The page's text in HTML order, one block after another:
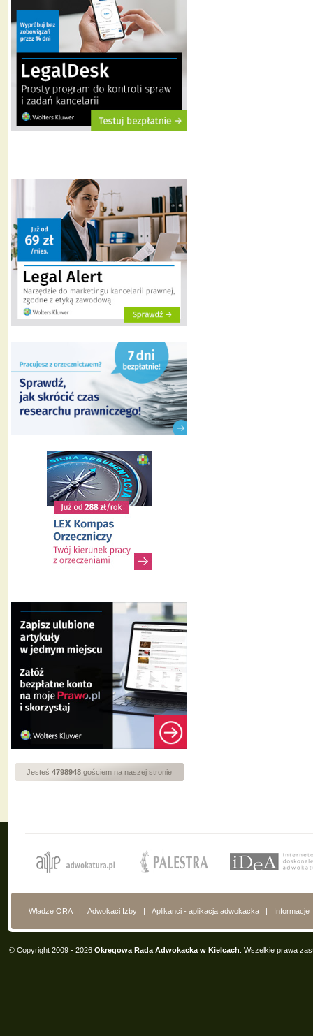
Jesteś 4798948 gościem na naszej stronie
Władze ORA | Adwokaci Izby | Aplikanci - aplikacja adwokacka | Informacje
© Copyright 2009 - 2026 Okręgowa Rada Adwokacka w Kielcach . Wszelkie prawa